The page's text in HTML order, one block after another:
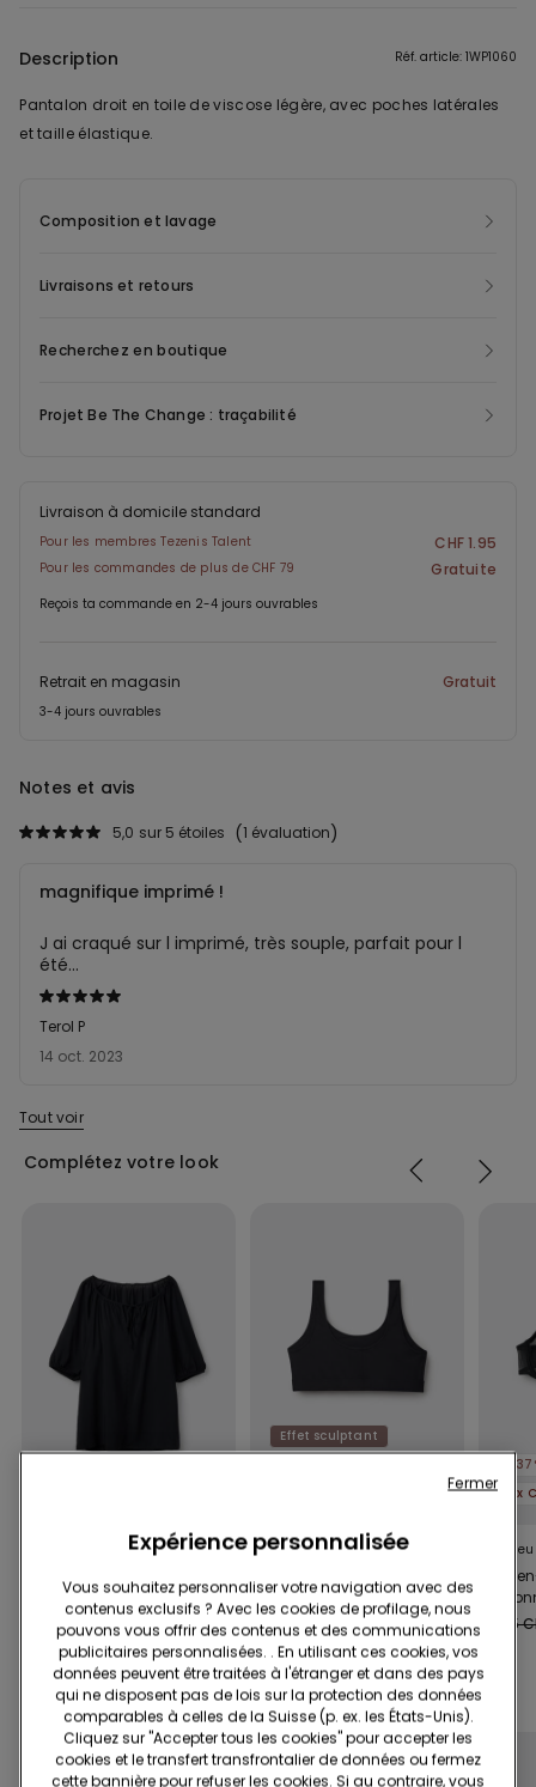
Description Réf. article: 1WP1060
Pantalon droit en toile de viscose légère, avec poches latérales
et taille élastique.
Composition et lavage
Livraisons et retours
Recherchez en boutique
Projet Be The Change : traçabilité
Livraison à domicile standard
Pour les membres Tezenis Talent CHF 1.95
Pour les commandes de plus de CHF 79 Gratuite
Reçois ta commande en 2-4 jours ouvrables
Retrait en magasin Gratuit
3-4 jours ouvrables
Notes et avis
1 évaluation
5,0 sur 5 étoiles
Évalué
5sur 5
14 oct. 2023
Terol P
magnifique imprimé !
J ai craqué sur l imprimé, très souple, parfait pour l
été...
Tout voir
Complétez votre look
Courtes en Toile de
Viscose
23.95 CHF
Effet sculptant
2 Couleurs
Brassière Gainant Sans
Couture
16.95 CHF 15.00 CHF-12%
-
2x
3
23.95
Compléter la promotionEasywear 2+1 offert
Expérience personnalisée
Vous souhaitez personnaliser votre navigation avec des
contenus exclusifs ? Avec les cookies de profilage, nous
pouvons vous offrir des contenus et des communications
publicitaires personnalisées. . En utilisant ces cookies, vos
données peuvent être traitées à l'étranger et dans des pays
qui ne disposent pas de lois sur la protection des données
comparables à celles de la Suisse (p. ex. les États-Unis).
Cliquez sur "Accepter tous les cookies" pour accepter les
cookies et le transfert transfrontalier de données ou fermez
cette bannière pour refuser les cookies. Si au contraire, vous
Fermer